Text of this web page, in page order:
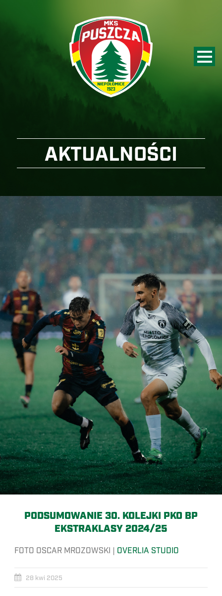
AKTUALNOŚCI
PODSUMOWANIE 30. KOLEJKI PKO BP
EKSTRAKLASY 2024/25
FOTO OSCAR MROZOWSKI | OVERLIA STUDIO
28 kwi 2025